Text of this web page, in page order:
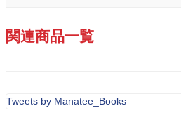
関連商品一覧
Tweets by Manatee_Books